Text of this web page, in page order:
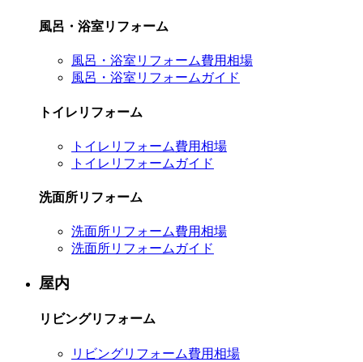
風呂・浴室リフォーム
風呂・浴室リフォーム費用相場
風呂・浴室リフォームガイド
トイレリフォーム
トイレリフォーム費用相場
トイレリフォームガイド
洗面所リフォーム
洗面所リフォーム費用相場
洗面所リフォームガイド
屋内
リビングリフォーム
リビングリフォーム費用相場